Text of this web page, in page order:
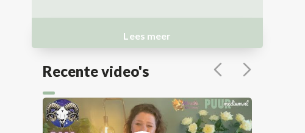
Lees meer
Recente video's